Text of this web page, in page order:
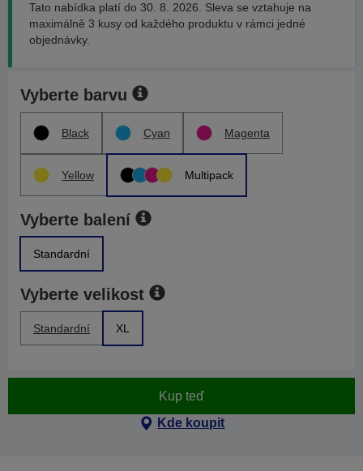
Tato nabídka platí do 30. 8. 2026. Sleva se vztahuje na
maximálně 3 kusy od každého produktu v rámci jedné
objednávky.
Vyberte barvu
Black Cyan Magenta
Yellow Multipack
Vyberte balení
Standardní
Vyberte velikost
Standardní XL
Kup teď
Kde koupit